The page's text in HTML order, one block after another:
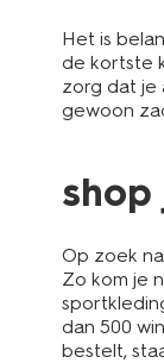
Het is
de kortste
zorg dat je
gewoon
shop
Op zoek
Zo kom je
dan 500
bestelt,